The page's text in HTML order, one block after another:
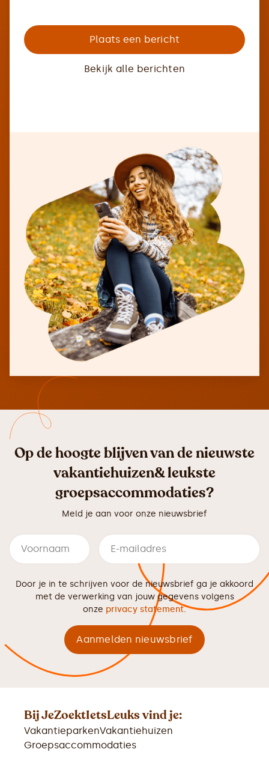
Plaats een bericht
Bekijk alle berichten
Op de hoogte blijven van de nieuwste
vakantiehuizen& leukste
groepsaccommodaties?
Meld je aan voor onze nieuwsbrief
Door je in te schrijven voor de nieuwsbrief ga je akkoord
met de verwerking van jouw gegevens volgens
onze privacy statement.
Bij JeZoektIetsLeuks vind je:
VakantieparkenVakantiehuizen
Groepsaccommodaties